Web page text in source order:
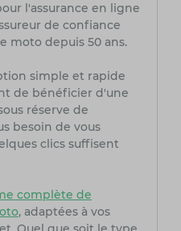
l'assurance en ligne
de confiance
moto depuis 50 ans.
simple et rapide
de bénéficier d'une
réserve de
besoin de vous
clics suffisent
complète de
, adaptées à vos